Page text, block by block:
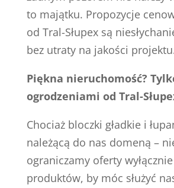
to majątku. Propozycje
od Tral-Słupex są
bez utraty na jakości
Piękna nieruchomość?
ogrodzeniami od Tral-
Chociaż bloczki gładkie i
należącą do nas domeną –
ograniczamy oferty
produktów, by móc służyć